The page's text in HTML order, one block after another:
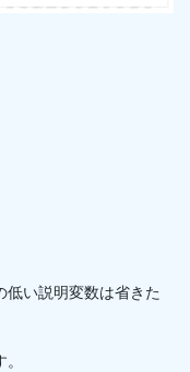
低い説明変数は省きた